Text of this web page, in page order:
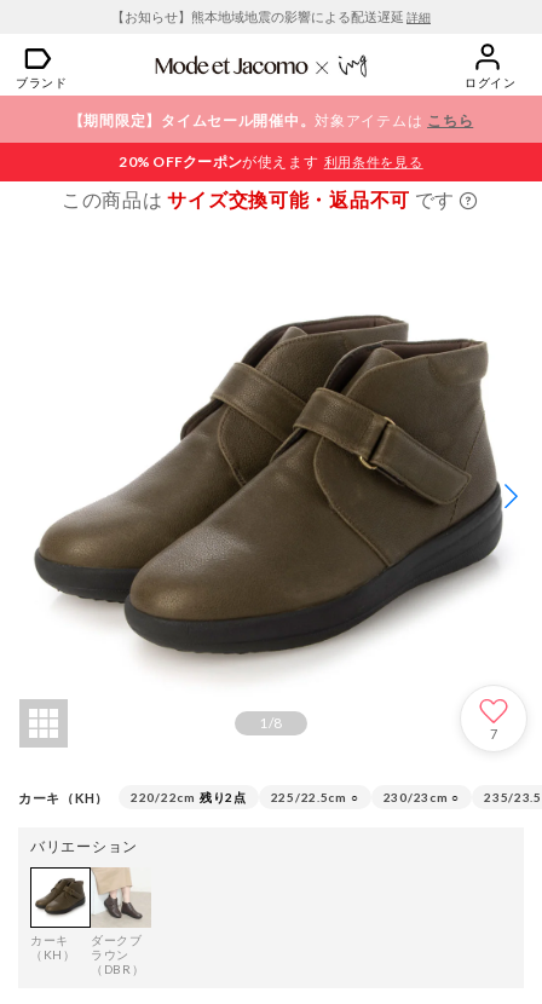
【お知らせ】熊本地域地震の影響による配送遅延 詳細
ブランド ログイン
【期間限定】タイムセール開催中。対象アイテムは こちら
20% OFFクーポンが使えます 利用条件を見る
この商品はサイズ交換可能・返品不可 です
1/8
7
カーキ（KH） 220/22cm 残り2点 225/22.5cm ○ 230/23cm ○ 235/
バリエーション
カーキ
（KH）
ダークブ
ラウン
（DBR）